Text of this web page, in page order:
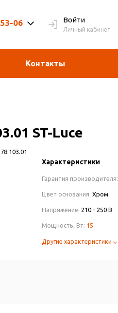
06 Войти
Личный кабинет
Контакты
ST-Luce
Характеристики
Гарантия производителя:
Цвет основания: Хром
Напряжение: 210 - 250 В
Мощность, Вт: 15
Другие характеристики